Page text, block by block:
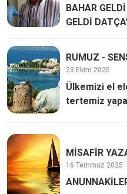
BAHAR
GELDİ
RUMUZ -
23 Ekim 2025
Ülkemizi el
tertemiz
MİSAFİR
16 Temmuz 2025